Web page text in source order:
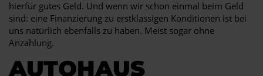
hierfür gutes Geld. Und wenn wir schon einmal beim Geld
sind: eine Finanzierung zu erstklassigen Konditionen ist bei
uns natürlich ebenfalls zu haben. Meist sogar ohne
Anzahlung.
AUTOHAUS